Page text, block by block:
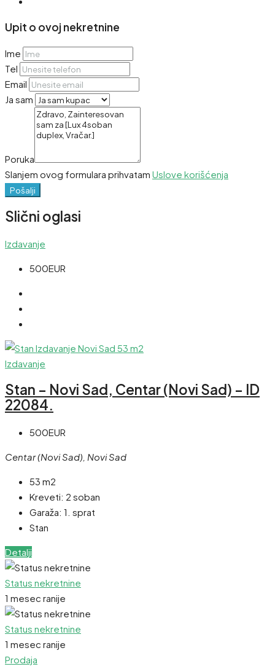
Upit o ovoj nekretnine
Ime
Tel
Email
Ja sam
Poruka
Slanjem ovog formulara prihvatam Uslove korišćenja
Pošalji
Slični oglasi
Izdavanje
500EUR
Izdavanje
Stan – Novi Sad, Centar (Novi Sad) – ID
22084.
500EUR
Centar (Novi Sad), Novi Sad
53 m2
Kreveti: 2 soban
Garaža: 1. sprat
Stan
Detalji
Status nekretnine
1 mesec ranije
Status nekretnine
1 mesec ranije
Prodaja